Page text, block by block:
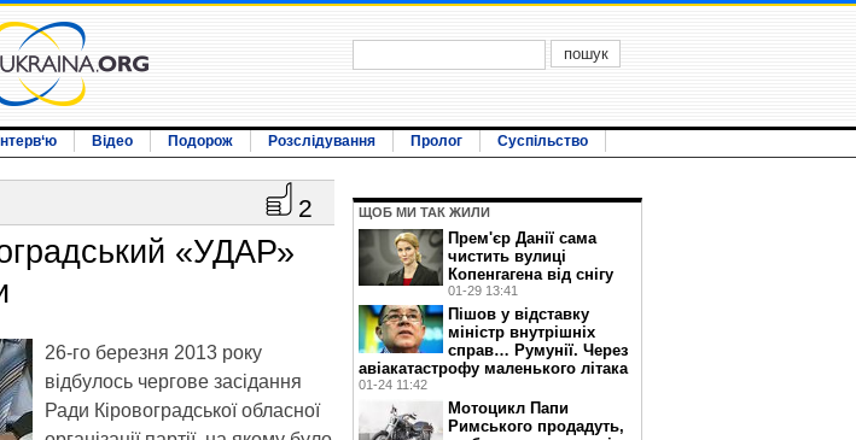
Інтерв‘ю Відео Подорож Розслідування Пролог Суспільство
2
«УДАР»
26-го березня 2013 року
відбулось чергове засідання
Ради Кіровоградської обласної
ЩОБ МИ ТАК ЖИЛИ
Прем'єр Данії сама
чистить вулиці
Копенгагена від снігу
01-29 13:41
Пішов у відставку
міністр внутрішніх
справ… Румунії. Через
авіакатастрофу маленького літака
01-24 11:42
Мотоцикл Папи
Римського продадуть,